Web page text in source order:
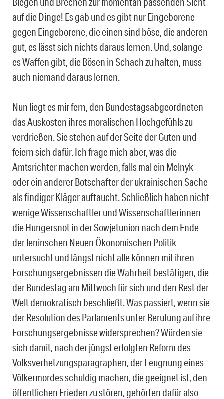
auf die Dinge! Es gab und es gibt nur Eingeborene
gegen Eingeborene, die einen sind böse, die anderen
gut, es lässt sich nichts daraus lernen. Und, solange
es Waffen gibt, die Bösen in Schach zu halten, muss
auch niemand daraus lernen.
Nun liegt es mir fern, den Bundestagsabgeordneten
das Auskosten ihres moralischen Hochgefühls zu
verdrießen. Sie stehen auf der Seite der Guten und
feiern sich dafür. Ich frage mich aber, was die
Amtsrichter machen werden, falls mal ein Melnyk
oder ein anderer Botschafter der ukrainischen Sache
als findiger Kläger auftaucht. Schließlich haben nicht
wenige Wissenschaftler und Wissenschaftlerinnen
die Hungersnot in der Sowjetunion nach dem Ende
der leninschen Neuen Ökonomischen Politik
untersucht und längst nicht alle können mit ihren
Forschungsergebnissen die Wahrheit bestätigen, die
der Bundestag am Mittwoch für sich und den Rest der
Welt demokratisch beschließt. Was passiert, wenn sie
der Resolution des Parlaments unter Berufung auf ihre
Forschungsergebnisse widersprechen? Würden sie
sich damit, nach der jüngst erfolgten Reform des
Volksverhetzungsparagraphen, der Leugnung eines
Völkermordes schuldig machen, die geeignet ist, den
öffentlichen Frieden zu stören, gehörten dafür also